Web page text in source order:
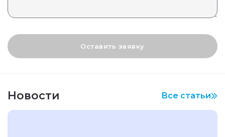
Оставить заявку
Новости Все статьи